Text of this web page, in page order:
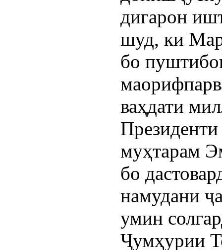
дигарон
шуд, ки
бо
ваҳдати
муҳтарам
бо
намудани
умин
Ҷумҳурии